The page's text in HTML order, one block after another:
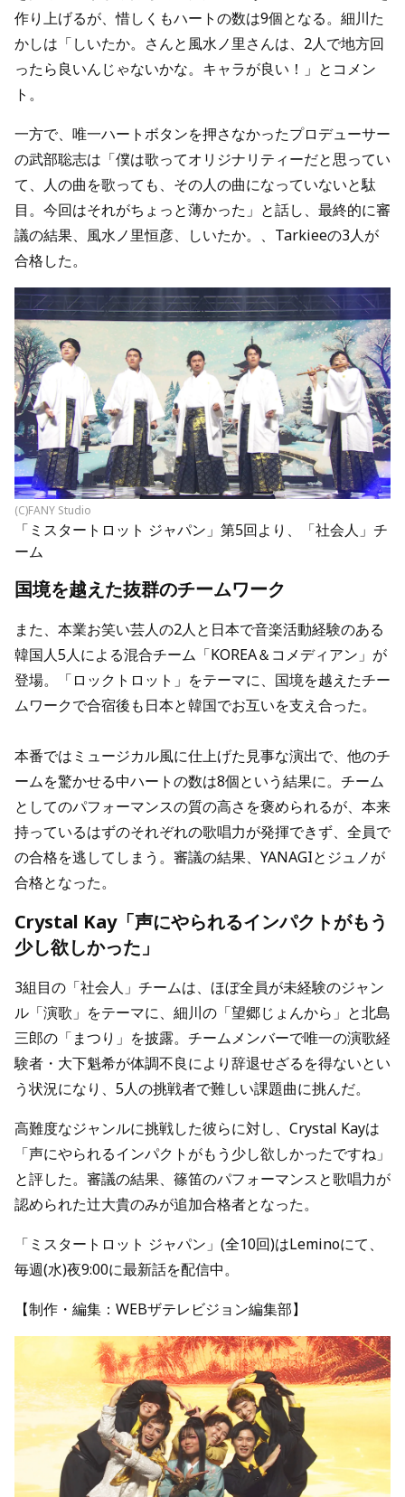
作り上げるが、惜しくもハートの数は9個となる。細川た
かしは「しいたか。さんと風水ノ里さんは、2人で地方回
ったら良いんじゃないかな。キャラが良い！」とコメン
ト。
一方で、唯一ハートボタンを押さなかったプロデューサー
の武部聡志は「僕は歌ってオリジナリティーだと思ってい
て、人の曲を歌っても、その人の曲になっていないと駄
目。今回はそれがちょっと薄かった」と話し、最終的に審
議の結果、風水ノ里恒彦、しいたか。、Tarkieeの3人が
合格した。
(C)FANY Studio
「ミスタートロット ジャパン」第5回より、「社会人」チ
ーム
国境を越えた抜群のチームワーク
また、本業お笑い芸人の2人と日本で音楽活動経験のある
韓国人5人による混合チーム「KOREA＆コメディアン」が
登場。「ロックトロット」をテーマに、国境を越えたチー
ムワークで合宿後も日本と韓国でお互いを支え合った。
本番ではミュージカル風に仕上げた見事な演出で、他のチ
ームを驚かせる中ハートの数は8個という結果に。チーム
としてのパフォーマンスの質の高さを褒められるが、本来
持っているはずのそれぞれの歌唱力が発揮できず、全員で
の合格を逃してしまう。審議の結果、YANAGIとジュノが
合格となった。
Crystal Kay「声にやられるインパクトがもう
少し欲しかった」
3組目の「社会人」チームは、ほぼ全員が未経験のジャン
ル「演歌」をテーマに、細川の「望郷じょんから」と北島
三郎の「まつり」を披露。チームメンバーで唯一の演歌経
験者・大下魁希が体調不良により辞退せざるを得ないとい
う状況になり、5人の挑戦者で難しい課題曲に挑んだ。
高難度なジャンルに挑戦した彼らに対し、Crystal Kayは
「声にやられるインパクトがもう少し欲しかったですね」
と評した。審議の結果、篠笛のパフォーマンスと歌唱力が
認められた辻大貴のみが追加合格者となった。
「ミスタートロット ジャパン」(全10回)はLeminoにて、
毎週(水)夜9:00に最新話を配信中。
【制作・編集：WEBザテレビジョン編集部】